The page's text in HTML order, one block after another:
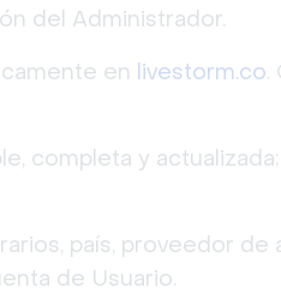
del Administrador.
en livestorm.co.
completa y
país, proveedor
de Usuario.